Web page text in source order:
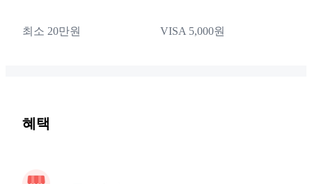
최소 20만원 VISA 5,000원
혜택